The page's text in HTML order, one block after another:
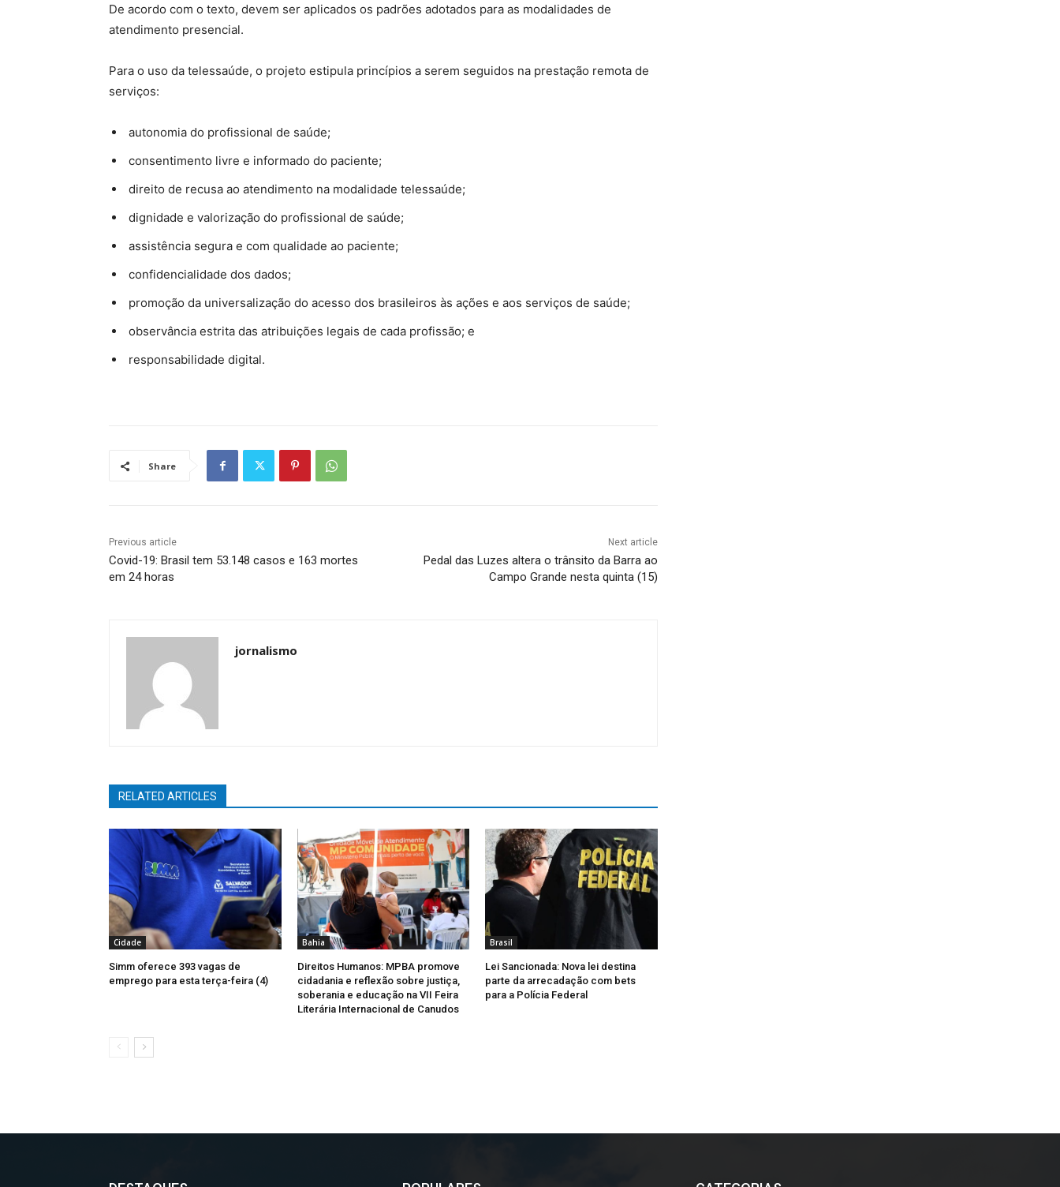
De acordo com o texto, devem ser aplicados os padrões adotados para as modalidades de
atendimento presencial.
Para o uso da telessaúde, o projeto estipula princípios a serem seguidos na prestação remota de
serviços:
autonomia do profissional de saúde;
consentimento livre e informado do paciente;
direito de recusa ao atendimento na modalidade telessaúde;
dignidade e valorização do profissional de saúde;
assistência segura e com qualidade ao paciente;
confidencialidade dos dados;
promoção da universalização do acesso dos brasileiros às ações e aos serviços de saúde;
observância estrita das atribuições legais de cada profissão; e
responsabilidade digital.
Share
Previous article
Covid-19: Brasil tem 53.148 casos e 163 mortes
em 24 horas
Next article
Pedal das Luzes altera o trânsito da Barra ao
Campo Grande nesta quinta (15)
jornalismo
RELATED ARTICLES
Cidade
Simm oferece 393 vagas de
emprego para esta terça-feira (4)
Bahia
Direitos Humanos: MPBA promove
cidadania e reflexão sobre justiça,
soberania e educação na VII Feira
Literária Internacional de Canudos
Brasil
Lei Sancionada: Nova lei destina
parte da arrecadação com bets
para a Polícia Federal